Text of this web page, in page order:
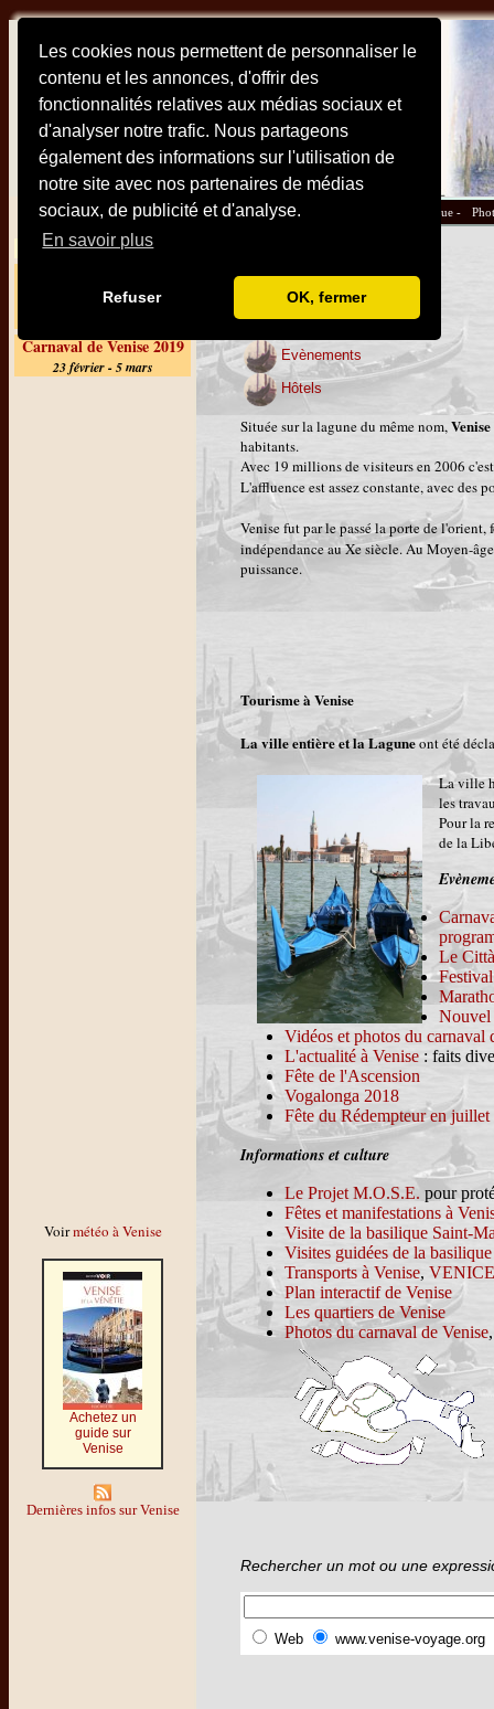
Les cookies nous permettent de personnaliser le
contenu et les annonces, d'offrir des
fonctionnalités relatives aux médias sociaux et
d'analyser notre trafic. Nous partageons
également des informations sur l'utilisation de
notre site avec nos partenaires de médias
sociaux, de publicité et d'analyse.
En savoir plus
Refuser OK, fermer
A la une
2018
Carnaval de Venise 2019
23 février - 5 mars
Voirmétéo à Venise
Achetez un
guide sur
Venise
Dernières infos sur Venise
Plan - Monuments et sites - Pratique -
Les quartiers
Evènements
Hôtels
Située sur la lagune du même nom,Venise
habitants.
Avec 19 millions de visiteurs en 2006
L'affluence est assez constante, avec des
Venise fut par le passé la porte de
indépendance au Xe siècle. Au Moyen-
puissance.
Tourisme à Venise
La ville entière et la Laguneont été
La ville
les
Pour la
de la
Le
Nouvel
Vidéos et photos du carnaval
L'actualité à Venise : faits
Fête de l'Ascension
Vogalonga 2018
Fête du Rédempteur en juillet
Informations et culture
Le Projet M.O.S.E. pour
Fêtes et manifestations à
Visite de la basilique Saint-
Visites guidées de la
Transports à Venise,
Plan interactif de Venise
Les quartiers de Venise
Photos du carnaval de Venise
Rechercher un mot ou une
Web www.venise-voyage.org